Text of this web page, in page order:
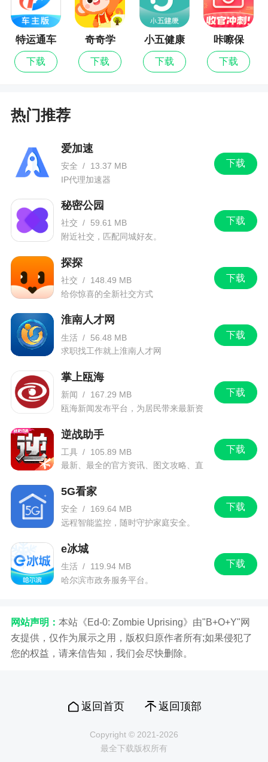
特运通车
主版
下载
奇奇学
下载
小五健康
最新版
下载
咔嚓保
下载
热门推荐
下载
爱加速
安全 /
13.37 MB
IP代理加速器
下载
秘密公园
社交 /
59.61 MB
附近社交，匹配同城好友。
下载
探探
社交 /
148.49 MB
给你惊喜的全新社交方式
下载
淮南人才网
生活 /
56.48 MB
求职找工作就上淮南人才网
下载
掌上瓯海
新闻 /
167.29 MB
瓯海新闻发布平台，为居民带来最新资
下载
逆战助手
工具 /
105.89 MB
最新、最全的官方资讯、图文攻略、直
下载
5G看家
安全 /
169.64 MB
远程智能监控，随时守护家庭安全。
下载
e冰城
生活 /
119.94 MB
哈尔滨市政务服务平台。
网站声明： 本站《Ed-0: Zombie Uprising》由"B+O+Y"网
友提供，仅作为展示之用，版权归原作者所有;如果侵犯了
您的权益，请来信告知，我们会尽快删除。
返回首页 返回顶部
Copyright © 2021-2026
最全下载版权所有